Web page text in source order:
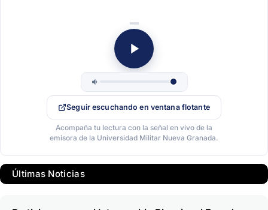
Seguir escuchando en ventana flotante
Acompaña tu lectura con la señal en vivo de la
emisora de la Universidad Militar Nueva Granada.
Últimas Noticias